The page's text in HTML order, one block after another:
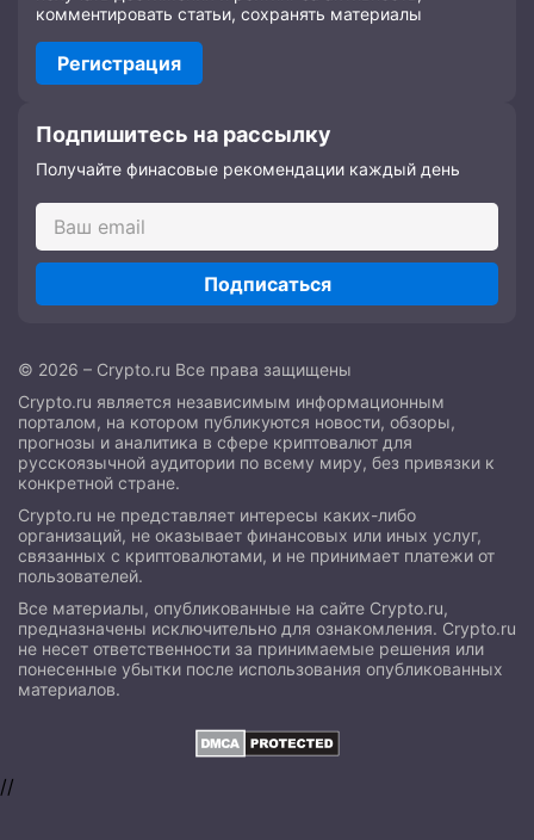
комментировать статьи, сохранять материалы
Регистрация
Подпишитесь на рассылку
Получайте финасовые рекомендации каждый день
Подписаться
© 2026 – Crypto.ru Все права защищены
Crypto.ru является независимым информационным
порталом, на котором публикуются новости, обзоры,
прогнозы и аналитика в сфере криптовалют для
русскоязычной аудитории по всему миру, без привязки к
конкретной стране.
Crypto.ru не представляет интересы каких-либо
организаций, не оказывает финансовых или иных услуг,
связанных с криптовалютами, и не принимает платежи от
пользователей.
Все материалы, опубликованные на сайте Crypto.ru,
предназначены исключительно для ознакомления. Crypto.ru
не несет ответственности за принимаемые решения или
понесенные убытки после использования опубликованных
материалов.
//